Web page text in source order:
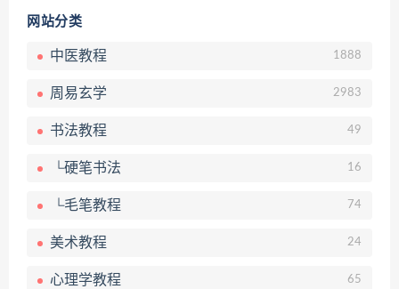
网站分类
中医教程 1888
周易玄学 2983
书法教程 49
└硬笔书法 16
└毛笔教程 74
美术教程 24
心理学教程 65